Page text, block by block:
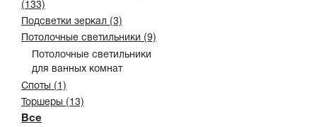
(133)
Подсветки зеркал (3)
Потолочные светильники (9)
Потолочные светильники
для ванных комнат
Споты (1)
Торшеры (13)
Все